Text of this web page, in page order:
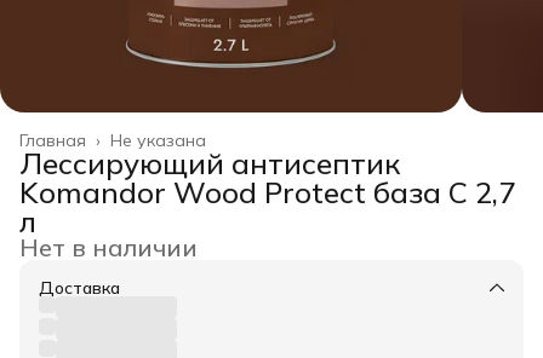
Не указана
Главная ›
Лессирующий антисептик
Komandor Wood Protect база C 2,7
л
Нет в наличии
Доставка